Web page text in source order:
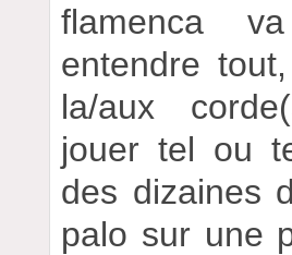
flamenca
entendre
la/aux
jouer tel ou
des dizaines
palo sur une